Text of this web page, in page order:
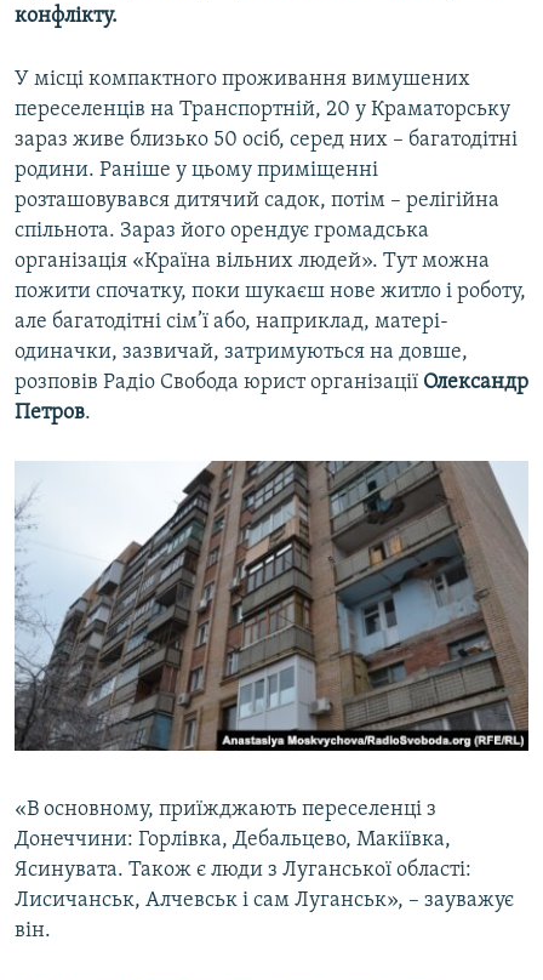
конфлікту.
У місці компактного проживання вимушених
переселенців на Транспортній, 20 у Краматорську
зараз живе близько 50 осіб, серед них – багатодітні
родини. Раніше у цьому приміщенні
розташовувався дитячий садок, потім – релігійна
cпільнота. Зараз його орендує громадська
організація «Країна вільних людей». Тут можна
пожити спочатку, поки шукаєш нове житло і роботу,
але багатодітні сім’ї або, наприклад, матері-
одиначки, зазвичай, затримуються на довше,
розповів Радіо Свобода юрист організації Олександр
Петров.
«В основному, приїжджають переселенці з
Донеччини: Горлівка, Дебальцево, Макіївка,
Ясинувата. Також є люди з Луганської області:
Лисичанськ, Алчевськ і сам Луганськ», – зауважує
він.